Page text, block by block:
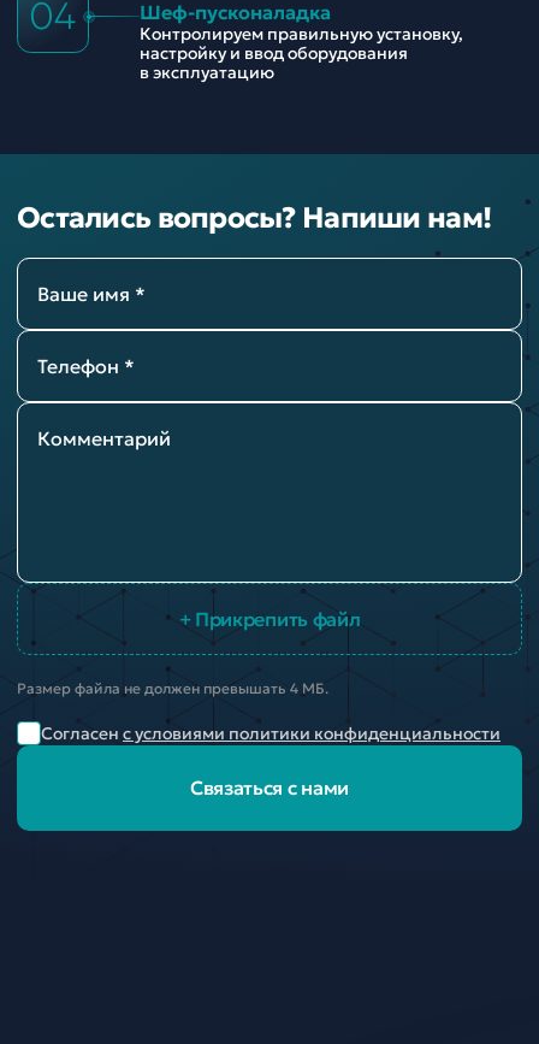
04 Шеф-пусконаладка
Контролируем правильную установку,
настройку и ввод оборудования
в эксплуатацию
Остались вопросы? Напиши нам!
Ваше имя *
Телефон *
Комментарий
+ Прикрепить файл
Размер файла не должен превышать 4 МБ.
Согласен с условиями политики конфиденциальности
Связаться с нами